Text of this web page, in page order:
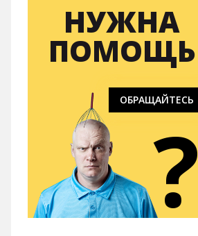
НУЖНА
ПОМОЩЬ
ОБРАЩАЙТЕСЬ
?